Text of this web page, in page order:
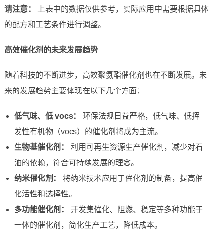
请注意：
上表中的数据仅供参考，实际应用中需要根据具体
的配方和工艺条件进行调整。
高效催化剂的未来发展趋势
随着科技的不断进步，高效聚氨酯催化剂也在不断发展。未
来的发展趋势主要体现在以下几个方面：
低气味、低 vocs：
环保法规日益严格，低气味、低挥
发性有机物（vocs）的催化剂将成为主流。
生物基催化剂：
利用可再生资源生产催化剂，减少对石
油的依赖，符合可持续发展的理念。
纳米催化剂：
将纳米技术应用于催化剂的制备，提高催
化活性和选择性。
多功能催化剂：
开发集催化、阻燃、稳定等多种功能于
一体的催化剂，简化生产工艺，降低成本。